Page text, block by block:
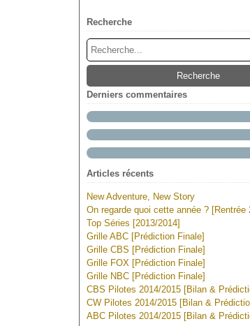
Recherche
Derniers commentaires
Articles récents
New Adventure, New Story
On regarde quoi cette année ? [Rentrée
Top Séries [2013/2014]
Grille ABC [Prédiction Finale]
Grille CBS [Prédiction Finale]
Grille FOX [Prédiction Finale]
Grille NBC [Prédiction Finale]
CBS Pilotes 2014/2015 [Bilan &
CW Pilotes 2014/2015 [Bilan &
ABC Pilotes 2014/2015 [Bilan &